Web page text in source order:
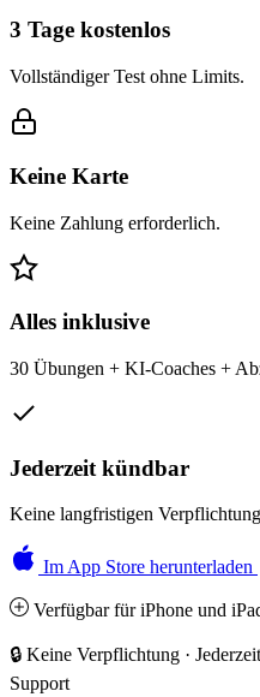
3 Tage kostenlos
Vollständiger Test ohne Limits.
Keine Karte
Keine Zahlung erforderlich.
Alles inklusive
30 Übungen + KI-Coaches +
Jederzeit kündbar
Keine langfristigen
Im App Store herunterladen
Verfügbar für iPhone und
🔒 Keine Verpflichtung ·
Support